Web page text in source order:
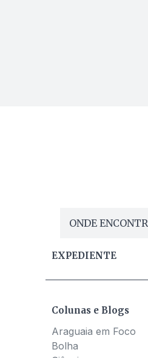
ONDE
EXPEDIENTE
Colunas e Blogs
Araguaia em Foco
Bolha